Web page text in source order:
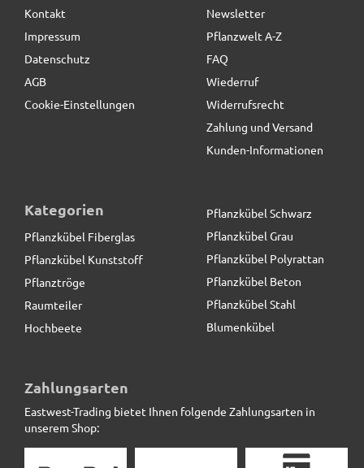
549,00 € *
39,90 € *
Kontakt
Impressum
Datenschutz
AGB
Cookie-Einstellungen
Newsletter
Pflanzwelt A-Z
FAQ
Wiederruf
Widerrufsrecht
Zahlung und Versand
Kunden-Informationen
Kategorien
Pflanzkübel Fiberglas
Pflanzkübel Kunststoff
Pflanztröge
Raumteiler
Hochbeete
Pflanzkübel Schwarz
Pflanzkübel Grau
Pflanzkübel Polyrattan
Pflanzkübel Beton
Pflanzkübel Stahl
Blumenkübel
Zahlungsarten
Eastwest-Trading bietet Ihnen folgende Zahlungsarten in
unserem Shop: